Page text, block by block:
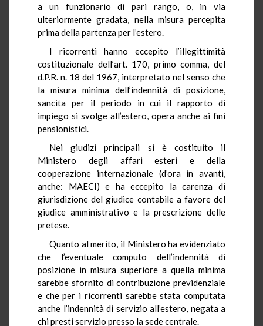
a un funzionario di pari rango, o, in via
ulteriormente gradata, nella misura percepita
prima della partenza per l’estero.
I ricorrenti hanno eccepito l’illegittimità
costituzionale dell’art. 170, primo comma, del
d.P.R. n. 18 del 1967, interpretato nel senso che
la misura minima dell’indennità di posizione,
sancita per il periodo in cui il rapporto di
impiego si svolge all’estero, opera anche ai fini
pensionistici.
Nei giudizi principali si è costituito il
Ministero degli affari esteri e della
cooperazione internazionale (d’ora in avanti,
anche: MAECI) e ha eccepito la carenza di
giurisdizione del giudice contabile a favore del
giudice amministrativo e la prescrizione delle
pretese.
Quanto al merito, il Ministero ha evidenziato
che l’eventuale computo dell’indennità di
posizione in misura superiore a quella minima
sarebbe sfornito di contribuzione previdenziale
e che per i ricorrenti sarebbe stata computata
anche l’indennità di servizio all’estero, negata a
chi presti servizio presso la sede centrale.